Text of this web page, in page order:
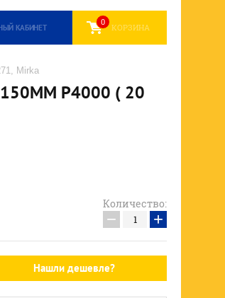
КОРЗИНА
0
КАБИНЕТ
Mirka
P4000 ( 20
Количество:
− +
Нашли дешевле?